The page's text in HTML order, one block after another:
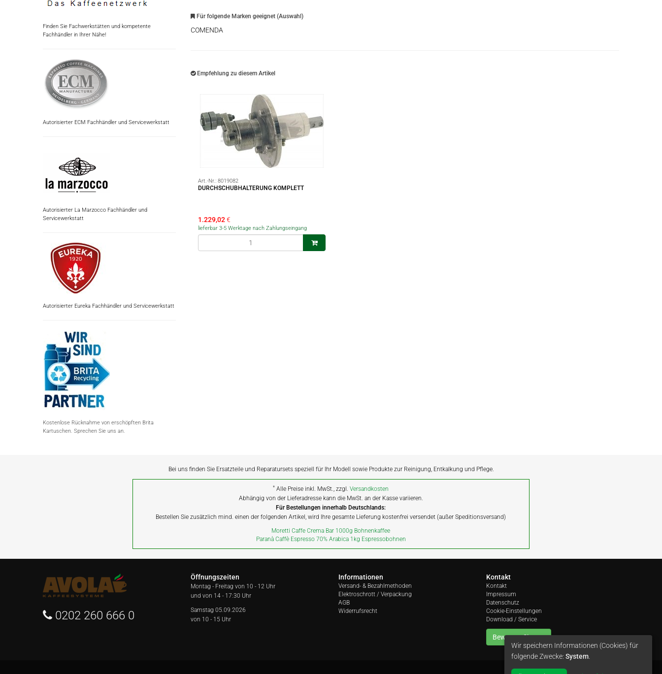
Finden Sie Fachwerkstätten und kompetente
Fachhändler in Ihrer Nähe!
Autorisierter ECM Fachhändler und Servicewerkstatt
Autorisierter La Marzocco Fachhändler und
Servicewerkstatt
Autorisierter Eureka Fachhändler und Servicewerkstatt
Kostenlose Rücknahme von erschöpften Brita
Kartuschen. Sprechen Sie uns an.
Für folgende Marken geeignet (Auswahl)
COMENDA
Empfehlung zu diesem Artikel
Art.-Nr.: 8019082
DURCHSCHUBHALTERUNG KOMPLETT
1.229,02€
lieferbar 3-5 Werktage nach Zahlungseingang
Bei uns finden Sie Ersatzteile und Reparatursets speziell für Ihr Modell sowie Produkte zur Reinigung, Entkalkung und Pflege.
* Alle Preise inkl. MwSt., zzgl.Versandkosten
Abhängig von der Lieferadresse kann die MwSt. an der Kasse variieren.
Für Bestellungen innerhalb Deutschlands:
Bestellen Sie zusätzlich mind. einen der folgenden Artikel, wird Ihre gesamte Lieferung kostenfrei versendet (außer Speditionsversand)
Moretti Caffe Crema Bar 1000g Bohnenkaffee
Paranà Caffè Espresso 70% Arabica 1kg Espressobohnen
0202 260 666 0
Öffnungszeiten
Montag - Freitag von 10 - 12 Uhr
und von 14 - 17:30 Uhr
Samstag 05.09.2026
von 10 - 15 Uhr
Informationen
Versand- & Bezahlmethoden
Elektroschrott / Verpackung
AGB
Widerrufsrecht
Kontakt
Kontakt
Impressum
Datenschutz
Cookie-Einstellungen
Download / Service
Bewerten Sie uns
Wir speichern Informationen (Cookies) für
folgende Zwecke: System